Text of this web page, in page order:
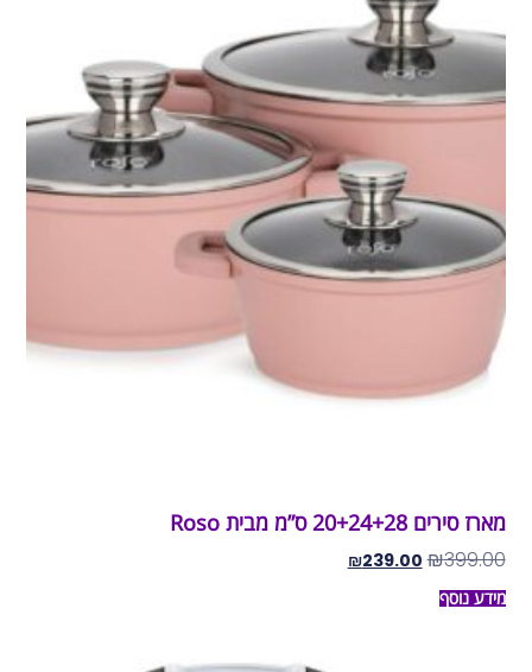
מארז סירים 20+24+28 ס”מ מבית Roso
₪399.00
₪239.00
מידע נוסף